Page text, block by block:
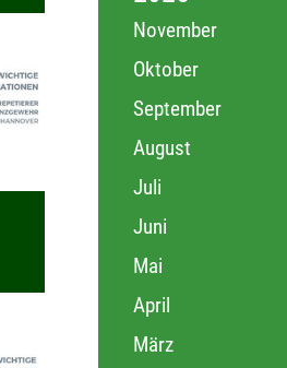
November
Oktober
September
August
Juli
Juni
Mai
April
März